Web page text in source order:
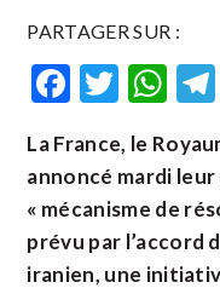
PARTAGER SUR :
La France, le
annoncé mardi
« mécanisme de
prévu par l’accord
iranien, une